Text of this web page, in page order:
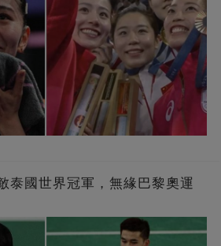
泰國世界冠軍，無緣巴黎奧運